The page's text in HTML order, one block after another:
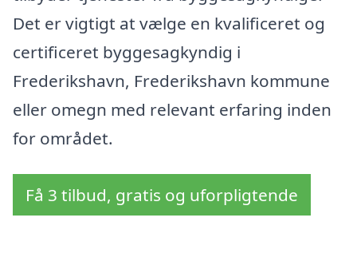
Det er vigtigt at vælge en kvalificeret og
certificeret byggesagkyndig i
Frederikshavn, Frederikshavn kommune
eller omegn med relevant erfaring inden
for området.
Få 3 tilbud, gratis og uforpligtende